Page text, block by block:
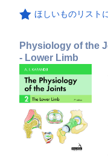
ほしいものリスト
Physiology of the
- Lower Limb